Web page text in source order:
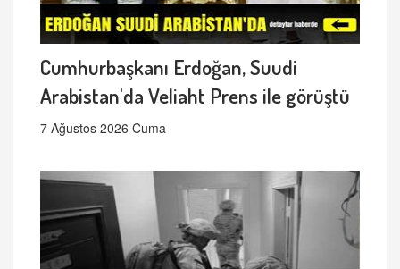
Cumhurbaşkanı Erdoğan, Suudi
Arabistan'da Veliaht Prens ile görüştü
7 Ağustos 2026 Cuma